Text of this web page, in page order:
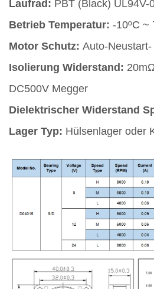
Laufrad: PBT (Black) UL94V-
Betrieb Temperatur: -10ºC ~
Motor Schutz: Auto-
Isolierung Widerstand:
DC500V Megger
Dielektrischer Widerstand
Lager Typ: Hülsenlager oder